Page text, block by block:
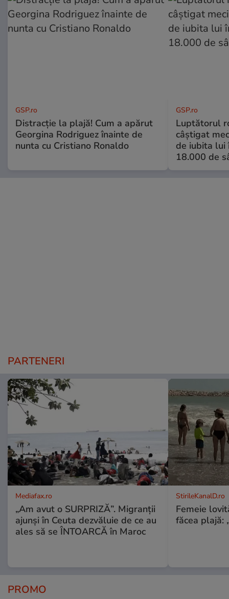
GSP.ro
Distracție la plajă! Cum a apărut
Georgina Rodriguez înainte de
nunta cu Cristiano Ronaldo
GSP.ro
Luptătorul
câștigat
de iubita lui
18.000 de
PARTENERI
Mediafax.ro
„Am avut o SURPRIZĂ”. Migranții
ajunși în Ceuta dezvăluie de ce au
ales să se ÎNTOARCĂ în Maroc
StirileKanalD.ro
Femeie
făcea plajă:
PROMO